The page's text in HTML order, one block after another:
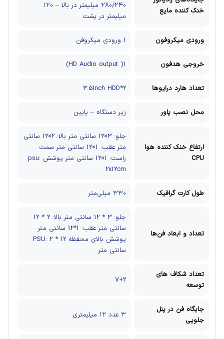
خنک کننده مایع
۲۸۰/۲۴۰ میلیمتر در بالا – ۱۲۰
میلیمتر در پشت
ورودی میکروفون 1 ورودی میکروفن
خروجی هدفون 1( HD Audio output)
تعداد هارد درایوها 3.5Inch HDD*2
محل نصب پاور زیر دستگاه – پایین
ارتفاع خنک کننده هوا
CPU
جلو: 3×12 سانتی متر
بالا: 2×12 سانتی
متر عقب: 1×12 سانتی متر
سمت
راست: 1×12 سانتی متر
پوشش psu:
2x12cm
طول کارت گرافیک ۳۳۰ میلی‌متر
تعداد و ابعاد فن‌ها
جلو: 3 * 12 سانتی متر
بالا: 2 * 12
سانتی متر عقب: 1*12 سانتی متر
پوشش بالای محفظه PSU: 2 * 12
سانتی متر
تعداد شکاف های
توسعه
7+2
جایگاه فن در پنل
جلویی
۳ عدد ۱۲ میلیمتری